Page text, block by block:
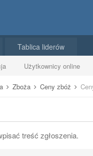
Użytkownicy online
Tablica liderów
Zboża Ceny zbóż
treść zgłoszenia.